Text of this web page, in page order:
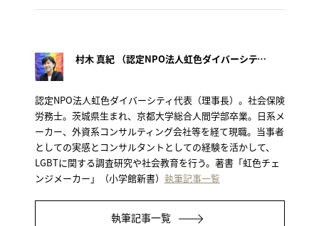
村木 真紀 （認定NPO法人虹色ダイバーシティ代表理事）
認定NPO法人虹色ダイバーシティ代表（理事長）。社会保険
労務士。茨城県生まれ、京都大学総合人間学部卒業。日系メ
ーカー、外資系コンサルティング会社等を経て現職。当事者
としての実感とコンサルタントとしての経験を活かして、
LGBTに関する調査研究や社会教育を行う。著書「虹色チェ
ンジメーカー」（小学館新書） 執筆記事一覧
執筆記事一覧